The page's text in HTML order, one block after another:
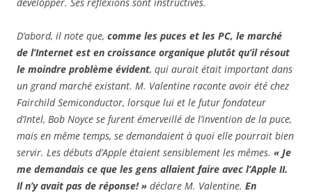
D’abord, il note que, comme les puces et les PC, le marché
de l’Internet est en croissance organique plutôt qu’il résout
le moindre problème évident, qui aurait était important dans
un grand marché existant. M. Valentine raconte avoir été chez
Fairchild Semiconductor, lorsque lui et le futur fondateur
d’Intel, Bob Noyce se furent émerveillé de l’invention de la puce,
mais en même temps, se demandaient à quoi elle pourrait bien
servir. Les débuts d’Apple étaient sensiblement les mêmes. « Je
me demandais ce que les gens allaient faire avec l’Apple II.
Il n’y avait pas de réponse! » déclare M. Valentine. En